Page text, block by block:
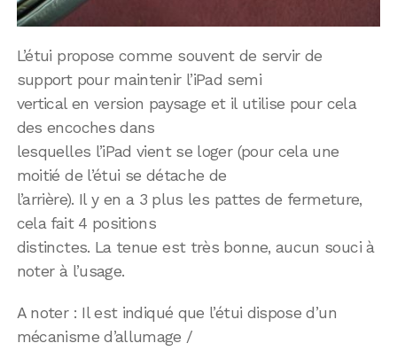
L’étui propose comme souvent de servir de
support pour maintenir l’iPad semi
vertical en version paysage et il utilise pour cela
des encoches dans
lesquelles l’iPad vient se loger (pour cela une
moitié de l’étui se détache de
l’arrière). Il y en a 3 plus les pattes de fermeture,
cela fait 4 positions
distinctes. La tenue est très bonne, aucun souci à
noter à l’usage.
A noter : Il est indiqué que l’étui dispose d’un
mécanisme d’allumage /